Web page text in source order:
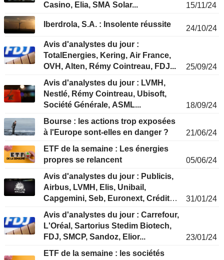
Casino, Elia, SMA Solar...
15/11/24
Iberdrola, S.A. : Insolente réussite
24/10/24
Avis d'analystes du jour :
TotalEnergies, Kering, Air France,
OVH, Alten, Rémy Cointreau, FDJ...
25/09/24
Avis d'analystes du jour : LVMH,
Nestlé, Rémy Cointreau, Ubisoft,
Société Générale, ASML...
18/09/24
Bourse : les actions trop exposées
à l'Europe sont-elles en danger ?
21/06/24
ETF de la semaine : Les énergies
propres se relancent
05/06/24
Avis d'analystes du jour : Publicis,
Airbus, LVMH, Elis, Unibail,
Capgemini, Seb, Euronext, Crédit
31/01/24
Avis d'analystes du jour : Carrefour,
L'Oréal, Sartorius Stedim Biotech,
FDJ, SMCP, Sandoz, Elior...
23/01/24
ETF de la semaine : les sociétés